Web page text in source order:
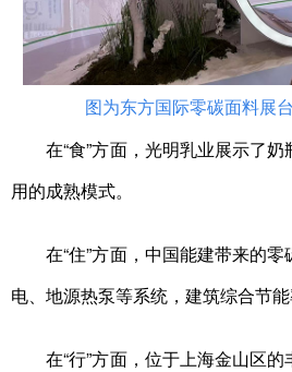
图为东方国际零碳面料展
在“食”方面，光明乳业展示了奶
用的成熟模式。
在“住”方面，中国能建带来的零
电、地源热泵等系统，建筑综合节能
在“行”方面，位于上海金山区的